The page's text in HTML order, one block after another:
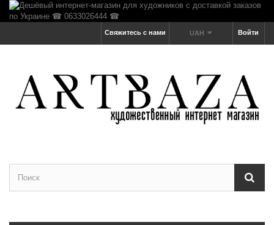
Войти
UAH
Свяжитесь с нами